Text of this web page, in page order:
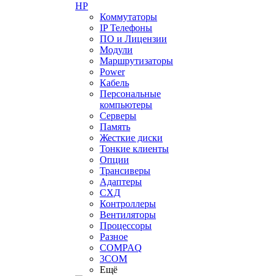
HP
Коммутаторы
IP Телефоны
ПО и Лицензии
Модули
Маршрутизаторы
Power
Кабель
Персональные
компьютеры
Серверы
Память
Жесткие диски
Тонкие клиенты
Опции
Трансиверы
Адаптеры
СХД
Контроллеры
Вентиляторы
Процессоры
Разное
COMPAQ
3COM
Ещё